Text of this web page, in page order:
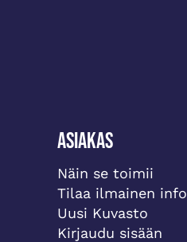
Asiakas
Näin se toimii
Tilaa ilmainen info
Uusi Kuvasto
Kirjaudu sisään